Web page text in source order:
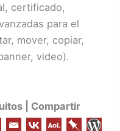
certificado,
para el
mover, copiar,
video).
| Compartir